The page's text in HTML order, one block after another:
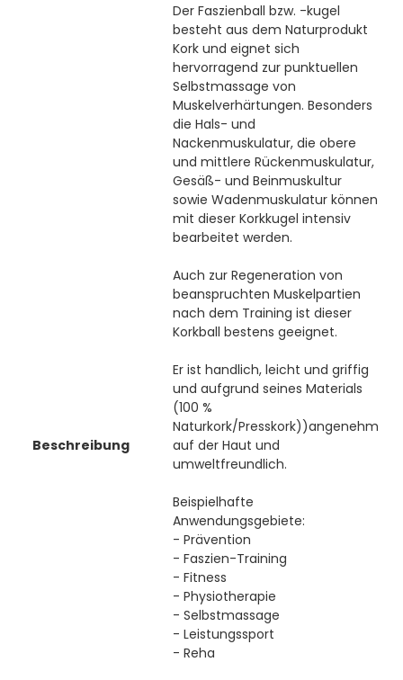
Beschreibung
Der Faszienball bzw. -kugel
besteht aus dem Naturprodukt
Kork und eignet sich
hervorragend zur punktuellen
Selbstmassage von
Muskelverhärtungen. Besonders
die Hals- und
Nackenmuskulatur, die obere
und mittlere Rückenmuskulatur,
Gesäß- und Beinmuskultur
sowie Wadenmuskulatur können
mit dieser Korkkugel intensiv
bearbeitet werden.
Auch zur Regeneration von
beanspruchten Muskelpartien
nach dem Training ist dieser
Korkball bestens geeignet.
Er ist handlich, leicht und griffig
und aufgrund seines Materials
(100 %
Naturkork/Presskork))angenehm
auf der Haut und
umweltfreundlich.
Beispielhafte
Anwendungsgebiete:
- Prävention
- Faszien-Training
- Fitness
- Physiotherapie
- Selbstmassage
- Leistungssport
- Reha